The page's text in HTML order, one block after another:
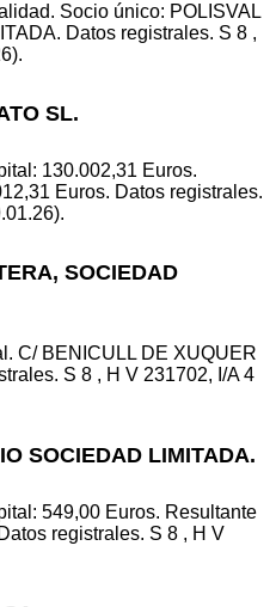
Socio único: POLISVAL
Datos registrales. S 8 ,
SL.
130.002,31 Euros.
Euros. Datos registrales.
SOCIEDAD
C/ BENICULL DE XUQUER
S 8 , H V 231702, I/A 4
SOCIEDAD LIMITADA.
549,00 Euros. Resultante
registrales. S 8 , H V